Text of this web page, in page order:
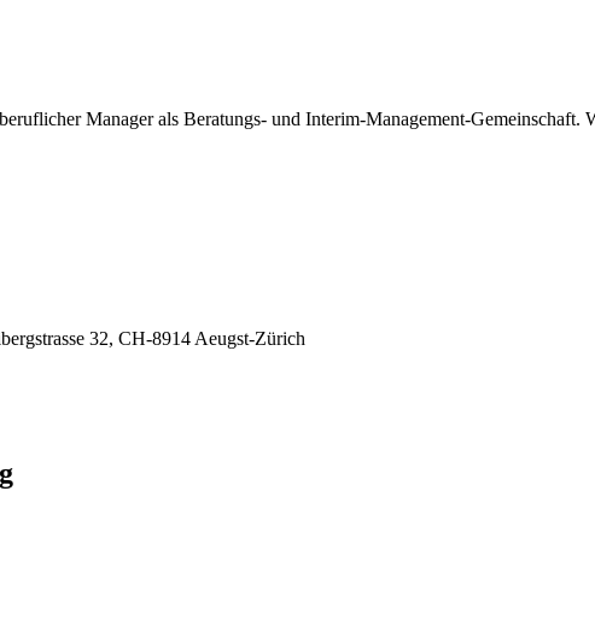
Manager als Beratungs- und Interim-Management-Gemeinschaft.
32, CH-8914 Aeugst-Zürich